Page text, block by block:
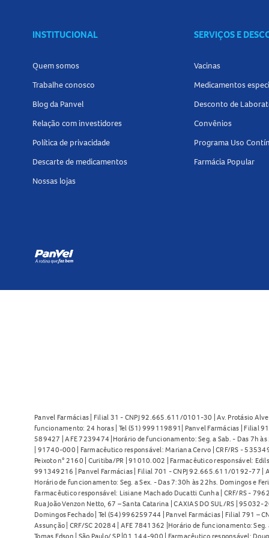
INSTITUCIONAL
Quem somos
Trabalhe conosco
Blog da Panvel
Relação com investidores
Política de privacidade
Descarte de medicamentos
Nossas lojas
SERVIÇOS E
Vacinas
Medicamentos
Desconto de
Convênios
Programa Uso
Farmácia Popular
Panvel Farmácias | Filial 31 - CNPJ 92.665.611/0101-30 | Av. Protásio
funcionamento: 24 horas | Tel (51) 999119891| Panvel Farmácias | Filial
589427 | AFE 7239474 |Horário de funcionamento: Seg. a Sab. - Das 7h
| 91740-000 | Farmacêutico responsável: Mariana Cervo | CRF/RS -
Peixoto n° 2160 | Curitiba/PR | 91010.002 | Farmacêutico responsável:
991349216 | Panvel Farmácias | Filial 701 - CNPJ 92.665.611/0192-77 |
Horário de funcionamento: Seg. a Sex. - Das 7:30h às 22hs. Domingos e
Farmacêutico responsável: Lisiane Machado Ducatti Cunha | CRF/RS -
Rua João Venzon Netto, 67 – Santa Catarina | CAXIAS DO SUL/RS |
Domingos Fechado | Tel (54) 996259744 | Panvel Farmácias | Filial 791 –
Assunção | CRF/SC 20284 | AFE 7841362 |Horário de funcionamento:
Tomas Edson | São Paulo/ SP |01.144-900 | Farmacêutico responsável: